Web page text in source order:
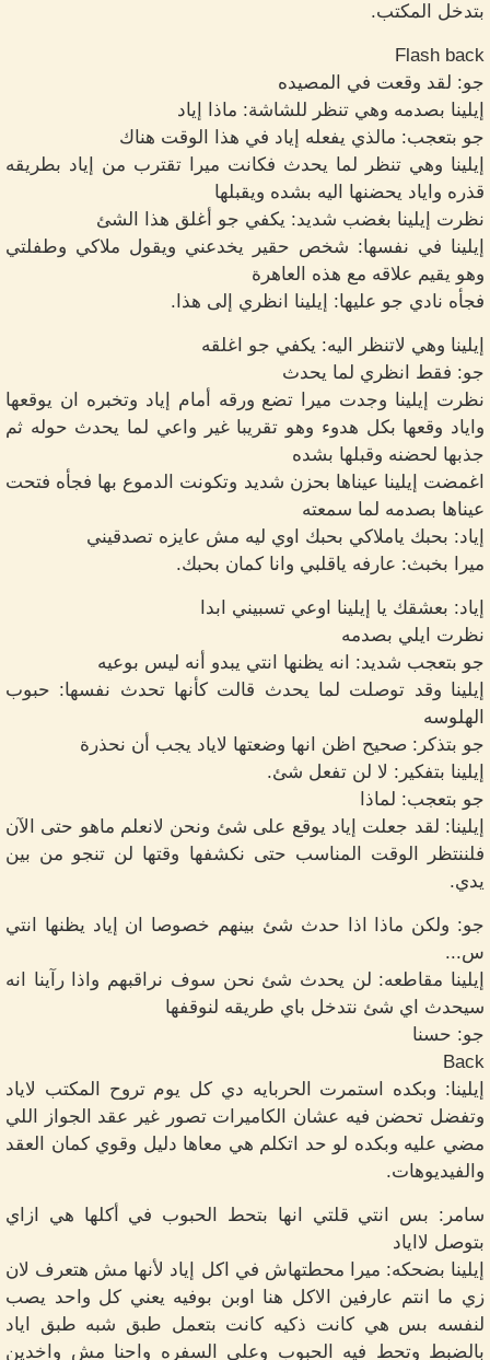
بتدخل المكتب.
Flash back
جو: لقد وقعت في المصيده
إيلينا بصدمه وهي تنظر للشاشة: ماذا إياد
جو بتعجب: مالذي يفعله إياد في هذا الوقت هناك
إيلينا وهي تنظر لما يحدث فكانت ميرا تقترب من إياد بطريقه
قذره واياد يحضنها اليه بشده ويقبلها
نظرت إيلينا بغضب شديد: يكفي جو أغلق هذا الشئ
إيلينا في نفسها: شخص حقير يخدعني ويقول ملاكي وطفلتي
وهو يقيم علاقه مع هذه العاهرة
فجأه نادي جو عليها: إيلينا انظري إلى هذا.
إيلينا وهي لاتنظر اليه: يكفي جو اغلقه
جو: فقط انظري لما يحدث
نظرت إيلينا وجدت ميرا تضع ورقه أمام إياد وتخبره ان يوقعها
واياد وقعها بكل هدوء وهو تقريبا غير واعي لما يحدث حوله ثم
جذبها لحضنه وقبلها بشده
اغمضت إيلينا عيناها بحزن شديد وتكونت الدموع بها فجأه فتحت
عيناها بصدمه لما سمعته
إياد: بحبك ياملاكي بحبك اوي ليه مش عايزه تصدقيني
ميرا بخبث: عارفه ياقلبي وانا كمان بحبك.
إياد: بعشقك يا إيلينا اوعي تسبيني ابدا
نظرت ايلي بصدمه
جو بتعجب شديد: انه يظنها انتي يبدو أنه ليس بوعيه
إيلينا وقد توصلت لما يحدث قالت كأنها تحدث نفسها: حبوب
الهلوسه
جو بتذكر: صحيح اظن انها وضعتها لاياد يجب أن نحذرة
إيلينا بتفكير: لا لن تفعل شئ.
جو بتعجب: لماذا
إيلينا: لقد جعلت إياد يوقع على شئ ونحن لانعلم ماهو حتى الآن
فلننتظر الوقت المناسب حتى نكشفها وقتها لن تنجو من بين
يدي.
جو: ولكن ماذا اذا حدث شئ بينهم خصوصا ان إياد يظنها انتي
س...
إيلينا مقاطعه: لن يحدث شئ نحن سوف نراقبهم واذا رآينا انه
سيحدث اي شئ نتدخل باي طريقه لنوقفها
جو: حسنا
Back
إيلينا: وبكده استمرت الحربايه دي كل يوم تروح المكتب لاياد
وتفضل تحضن فيه عشان الكاميرات تصور غير عقد الجواز اللي
مضي عليه وبكده لو حد اتكلم هي معاها دليل وقوي كمان العقد
والفيديوهات.
سامر: بس انتي قلتي انها بتحط الحبوب في أكلها هي ازاي
بتوصل لااياد
إيلينا بضحكه: ميرا محطتهاش في اكل إياد لأنها مش هتعرف لان
زي ما انتم عارفين الاكل هنا اوبن بوفيه يعني كل واحد يصب
لنفسه بس هي كانت ذكيه كانت بتعمل طبق شبه طبق اياد
بالضبط وتحط فيه الحبوب وعلى السفره واحنا مش واخدين